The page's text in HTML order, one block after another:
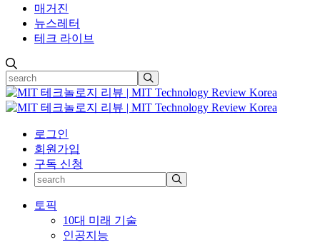
매거진
뉴스레터
테크 라이브
로그인
회원가입
구독 신청
토픽
10대 미래 기술
인공지능